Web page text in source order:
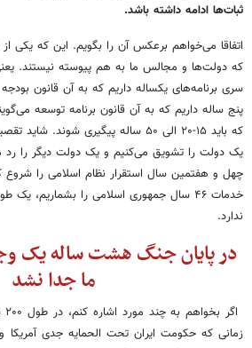
ثبات‌ها ادامه داشته باشد.
اتفاقا می‌خواهم برعکس آن را بگویم. این که یکی
که دولت‌ها و مجالس ما به هم پیوسته نیستند.
سری برنامه‌های یکساله داریم که به آن قانون
پنج ساله داریم که به آن قانون برنامه توسعه
که باید ۱۵-۲۰ الی ۵۰ ساله پیگیری
یک دولت را تشویق می‌کنیم و یک دولت دیگر را رد
چهل و هفتمین سال استقرار نظام اسلامی را شروع
خدمات ۴۶ سال جمهوری اسلامی را بشماریم،
ندارد.
در پایان جنگ هشت ساله یک
ما جدا نشد
زمانی که حکومت ایران تحت الحمایه جدی آمریکا